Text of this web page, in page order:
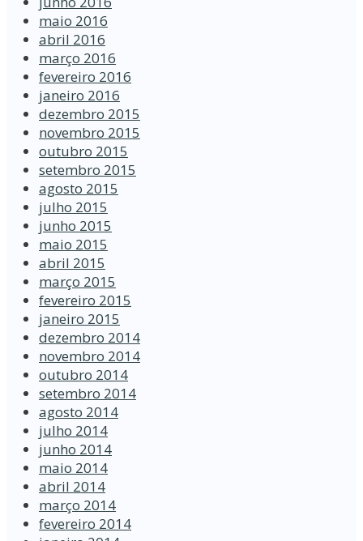
maio 2016
abril 2016
março 2016
fevereiro 2016
janeiro 2016
dezembro 2015
novembro 2015
outubro 2015
setembro 2015
agosto 2015
julho 2015
junho 2015
maio 2015
abril 2015
março 2015
fevereiro 2015
janeiro 2015
dezembro 2014
novembro 2014
outubro 2014
setembro 2014
agosto 2014
julho 2014
junho 2014
maio 2014
abril 2014
março 2014
fevereiro 2014